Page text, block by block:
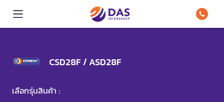
CSD28F / ASD28F
เลือกรุ่นสินค้า :